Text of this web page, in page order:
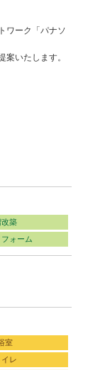
ワーク「パナソ
案いたします。
改築
ォーム
室
イレ